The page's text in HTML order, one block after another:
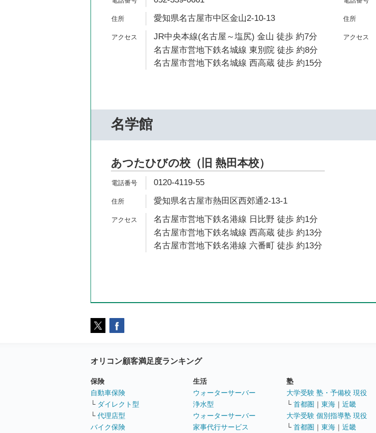
愛知県名古屋市中区金山2-10-13
JR中央本線(名古屋～塩尻) 金山 徒歩 約7分
名古屋市営地下鉄名城線 東別院 徒歩 約8分
名古屋市営地下鉄名城線 西高蔵 徒歩 約15分
名学館
あつたひびの校（旧 熱田本校）
0120-4119-55
愛知県名古屋市熱田区西郊通2-13-1
名古屋市営地下鉄名港線 日比野 徒歩 約1分
名古屋市営地下鉄名城線 西高蔵 徒歩 約13分
名古屋市営地下鉄名港線 六番町 徒歩 約13分
オリコン顧客満足度ランキング
保険
自動車保険
└ ダイレクト型
└ 代理店型
バイク保険
生活
ウォーターサーバー
浄水型
ウォーターサーバー
家事代行サービス
塾
大学受験 塾・予備校 現役
└ 首都圏 ｜ 東海 ｜ 近畿
大学受験 個別指導塾 現役
└ 首都圏 ｜ 東海 ｜ 近畿